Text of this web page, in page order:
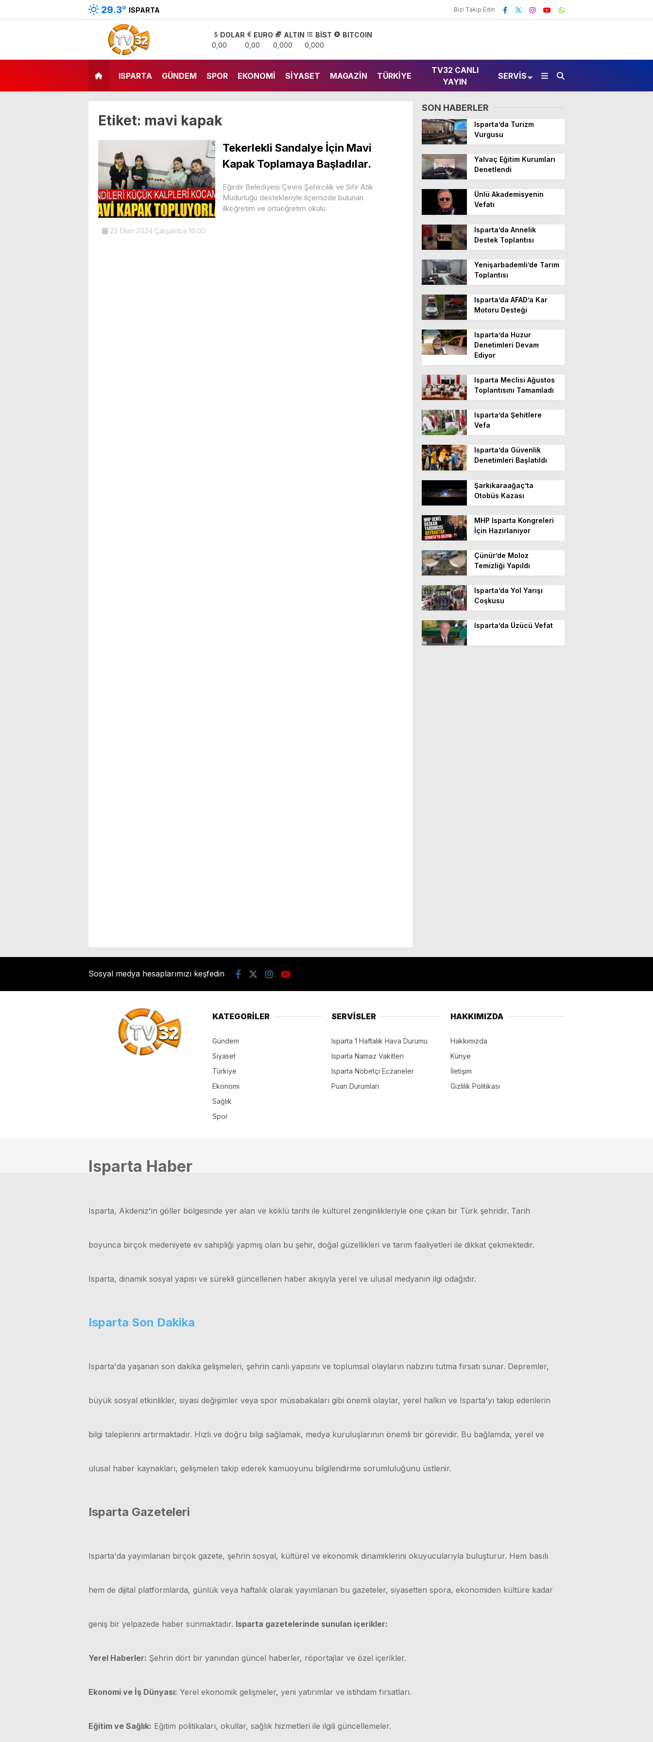
29.3° ISPARTA Bizi Takip Edin
DOLAR
0,00
EURO
0,00
ALTIN
0,000
BİST
0,000
BITCOIN
ISPARTA GÜNDEM SPOR EKONOMI SIYASET MAGAZIN TÜRKIYE
TV32 CANLI
YAYIN
SERVIS
Etiket: mavi kapak
Tekerlekli Sandalye İçin Mavi
Kapak Toplamaya Başladılar.
Eğirdir Belediyesi Çevre Şehircilik ve Sıfır Atık
Müdürlüğü destekleriyle ilçemizde bulunan
ilköğretim ve ortaöğretim okulu
23 Ekim 2024 Çarşamba 16:00
SON HABERLER
Isparta’da Turizm
Vurgusu
Yalvaç Eğitim Kurumları
Denetlendi
Ünlü Akademisyenin
Vefatı
Isparta’da Annelik
Destek Toplantısı
Yenişarbademli’de Tarım
Toplantısı
Isparta’da AFAD’a Kar
Motoru Desteği
Isparta’da Huzur
Denetimleri Devam
Ediyor
Isparta Meclisi Ağustos
Toplantısını Tamamladı
Isparta’da Şehitlere
Vefa
Isparta’da Güvenlik
Denetimleri Başlatıldı
Şarkikaraağaç’ta
Otobüs Kazası
MHP Isparta Kongreleri
İçin Hazırlanıyor
Çünür’de Moloz
Temizliği Yapıldı
Isparta’da Yol Yarışı
Coşkusu
Isparta’da Üzücü Vefat
Sosyal medya hesaplarımızı keşfedin
KATEGORİLER
Gündem
Siyaset
Türkiye
Ekonomi
Sağlık
Spor
SERVİSLER
Isparta 1 Haftalık Hava Durumu
Isparta Namaz Vakitleri
Isparta Nöbetçi Eczaneler
Puan Durumları
HAKKIMIZDA
Hakkımızda
Künye
İletişim
Gizlilik Politikası
Isparta Haber
Isparta, Akdeniz'in göller bölgesinde yer alan ve köklü tarihi ile kültürel zenginlikleriyle öne çıkan bir Türk şehridir. Tarih
boyunca birçok medeniyete ev sahipliği yapmış olan bu şehir, doğal güzellikleri ve tarım faaliyetleri ile dikkat çekmektedir.
Isparta, dinamik sosyal yapısı ve sürekli güncellenen haber akışıyla yerel ve ulusal medyanın ilgi odağıdır.
Isparta Son Dakika
Isparta'da yaşanan son dakika gelişmeleri, şehrin canlı yapısını ve toplumsal olayların nabzını tutma fırsatı sunar. Depremler,
büyük sosyal etkinlikler, siyasi değişimler veya spor müsabakaları gibi önemli olaylar, yerel halkın ve Isparta'yı takip edenlerin
bilgi taleplerini artırmaktadır. Hızlı ve doğru bilgi sağlamak, medya kuruluşlarının önemli bir görevidir. Bu bağlamda, yerel ve
ulusal haber kaynakları, gelişmeleri takip ederek kamuoyunu bilgilendirme sorumluluğunu üstlenir.
Isparta Gazeteleri
Isparta'da yayımlanan birçok gazete, şehrin sosyal, kültürel ve ekonomik dinamiklerini okuyucularıyla buluşturur. Hem basılı
hem de dijital platformlarda, günlük veya haftalık olarak yayımlanan bu gazeteler, siyasetten spora, ekonomiden kültüre kadar
geniş bir yelpazede haber sunmaktadır. Isparta gazetelerinde sunulan içerikler:
Yerel Haberler: Şehrin dört bir yanından güncel haberler, röportajlar ve özel içerikler.
Ekonomi ve İş Dünyası: Yerel ekonomik gelişmeler, yeni yatırımlar ve istihdam fırsatları.
Eğitim ve Sağlık: Eğitim politikaları, okullar, sağlık hizmetleri ile ilgili güncellemeler.